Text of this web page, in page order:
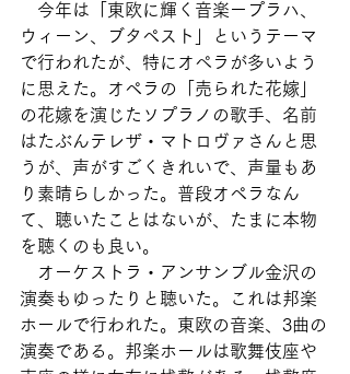
今年は「東欧に輝く音楽ープラハ、
ウィーン、ブタペスト」というテーマ
で行われたが、特にオぺラが多いよう
に思えた。オペラの「売られた花嫁」
の花嫁を演じたソプラノの歌手、名前
はたぶんテレザ・マトロヴァさんと思
うが、声がすごくきれいで、声量もあ
り素晴らしかった。普段オペラなん
て、聴いたことはないが、たまに本物
を聴くのも良い。
オーケストラ・アンサンブル金沢の
演奏もゆったりと聴いた。これは邦楽
ホールで行われた。東欧の音楽、3曲の
演奏である。邦楽ホールは歌舞伎座や